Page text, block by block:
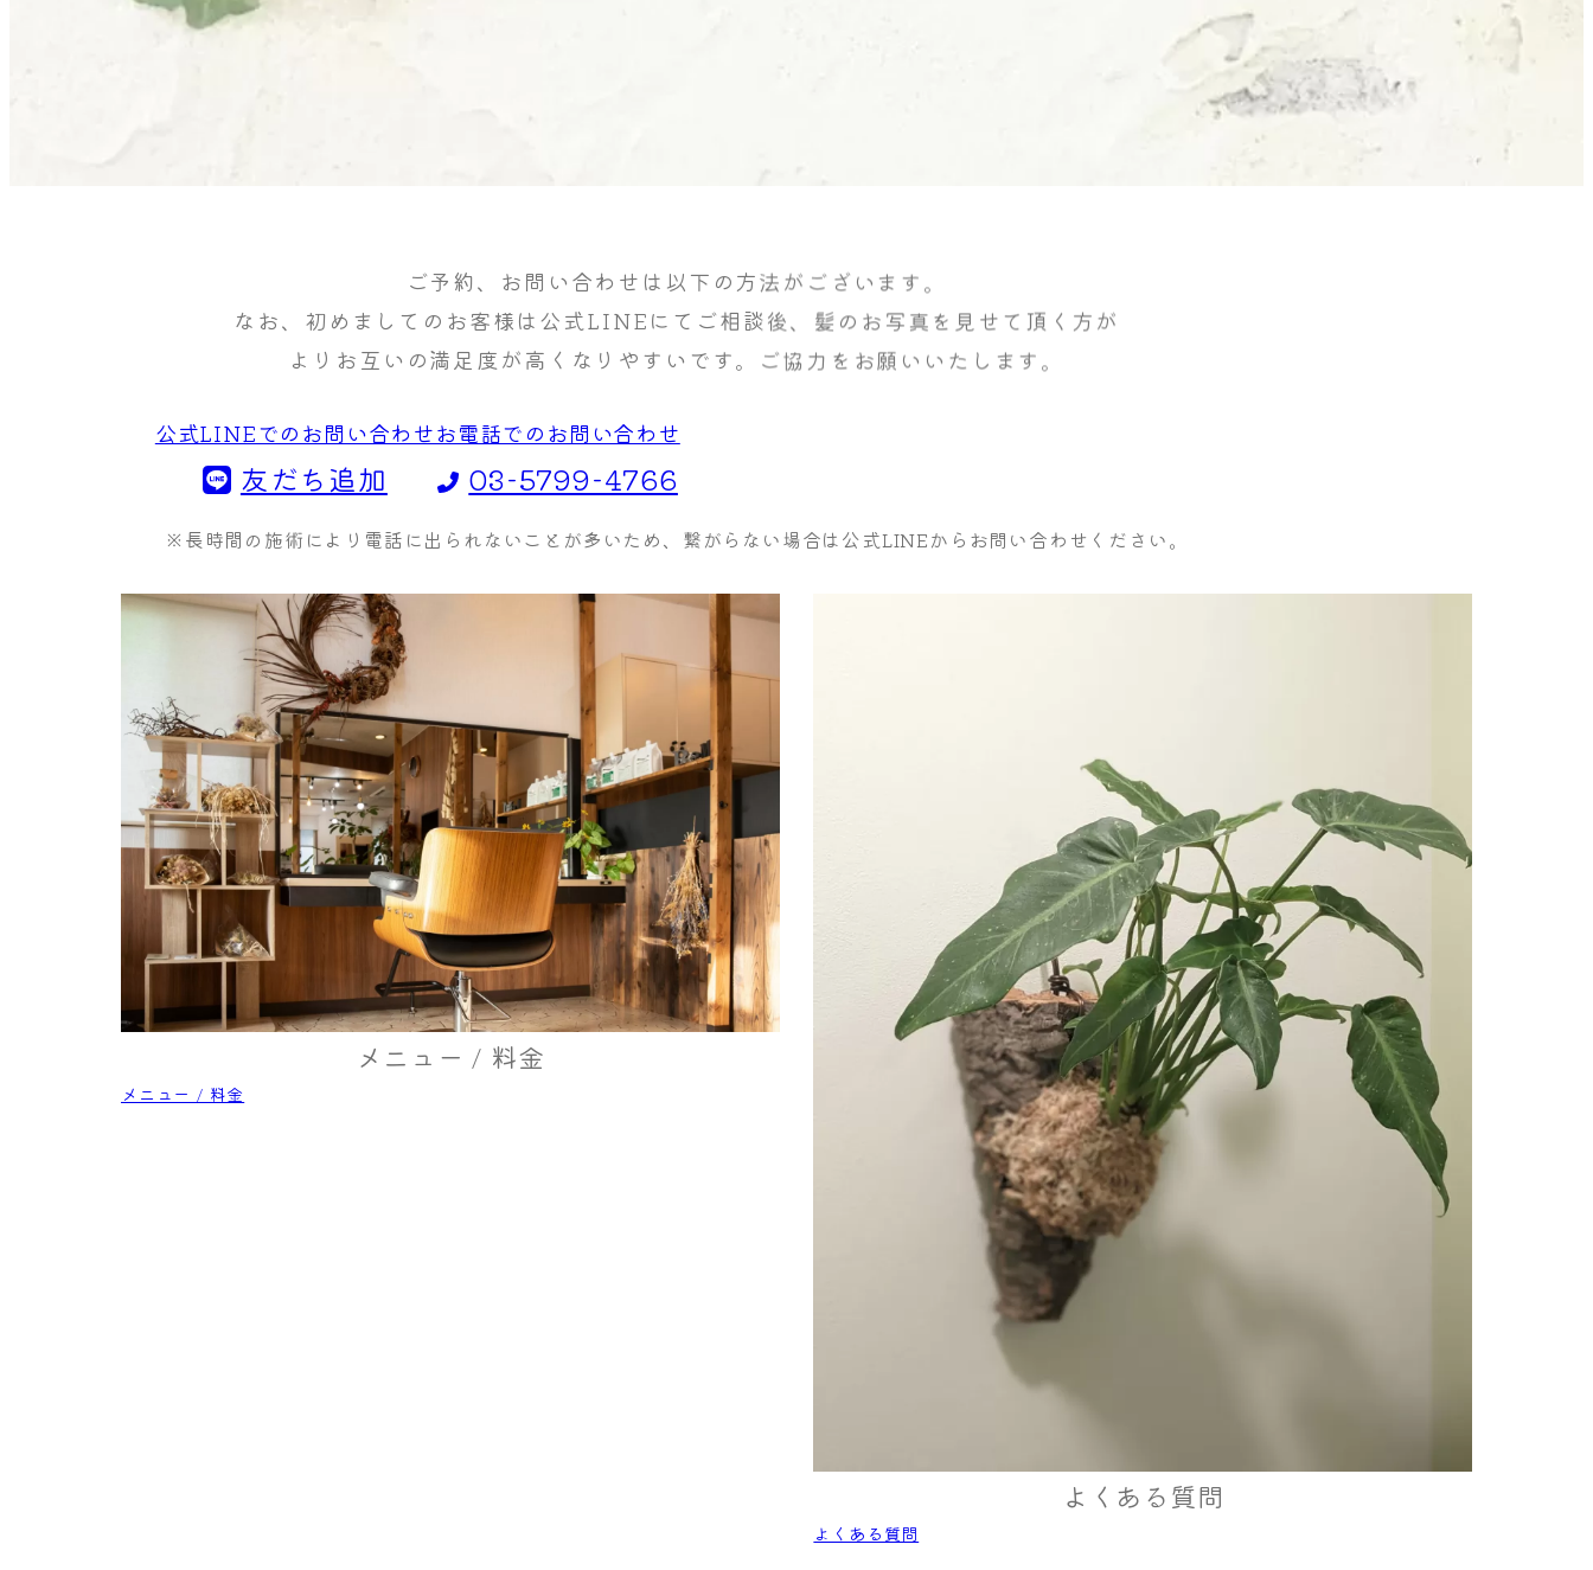
ご予約、お問い合わせは以下の方法がございます。
なお、初めましてのお客様は公式LINEにてご相談後、髪のお写真を見せて頂く方が
よりお互いの満足度が高くなりやすいです。ご協力をお願いいたします。
公式LINEでのお問い合わせ
友だち追加
お電話でのお問い合わせ
03-5799-4766
※長時間の施術により電話に出られないことが多いため、繋がらない場合は公式LINEからお問い合わせください。
メニュー / 料金
メニュー / 料金
よくある質問
よくある質問